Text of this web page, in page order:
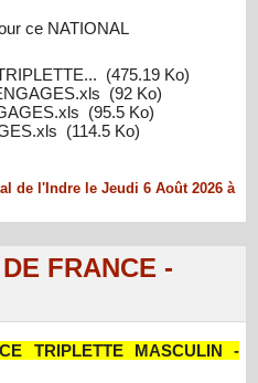
ce NATIONAL
(475.19 Ko)
(92 Ko)
(95.5 Ko)
(114.5 Ko)
de l'Indre le Jeudi 6 Août 2026 à
FRANCE -
TRIPLETTE MASCULIN -